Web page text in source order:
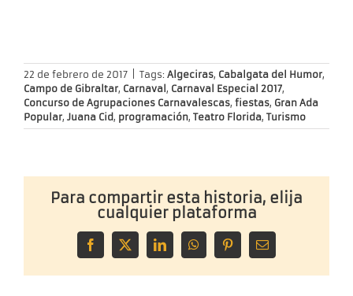
22 de febrero de 2017 Tags: Algeciras, Cabalgata del Humor,
Campo de Gibraltar, Carnaval , Carnaval Especial 2017,
Concurso de Agrupaciones Carnavalescas, fiestas, Gran Ada
Popular, Juana Cid, programación, Teatro Florida, Turismo
Para compartir esta historia, elija
cualquier plataforma
Facebook
X LinkedInWhatsAppPinterestCorreo
electrónico